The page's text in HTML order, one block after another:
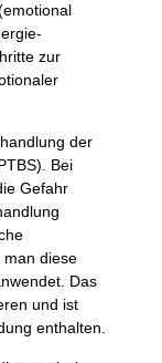
zur
der
Bei
Gefahr
man diese
Das
und ist
enthalten.